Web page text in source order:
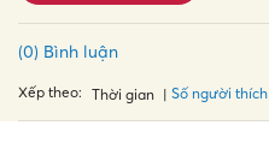
(0) Bình luận
Xếp theo: Thời gian Số người thích